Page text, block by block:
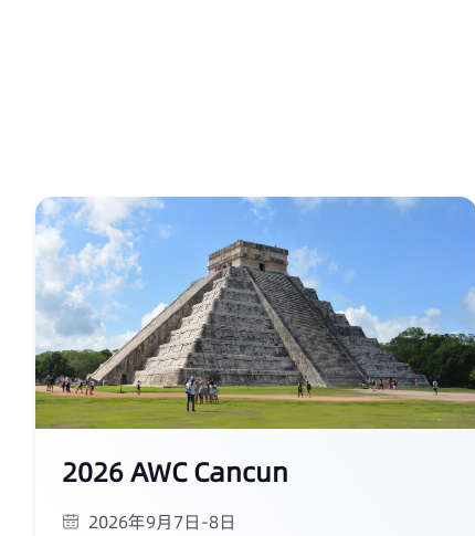
2026 AWC Cancun
2026年9月7日-8日